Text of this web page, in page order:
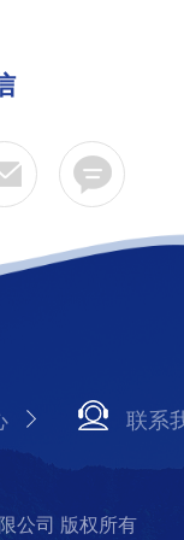
联系
公司 版权所有